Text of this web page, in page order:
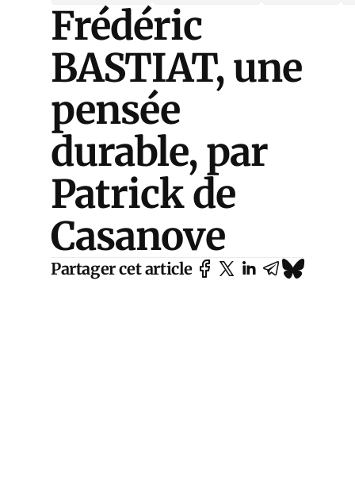
Frédéric
BASTIAT, une
pensée
durable, par
Patrick de
Casanove
Partager cet article